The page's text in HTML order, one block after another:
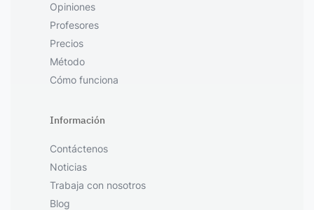
Opiniones
Profesores
Precios
Método
Cómo funciona
Información
Contáctenos
Noticias
Trabaja con nosotros
Blog